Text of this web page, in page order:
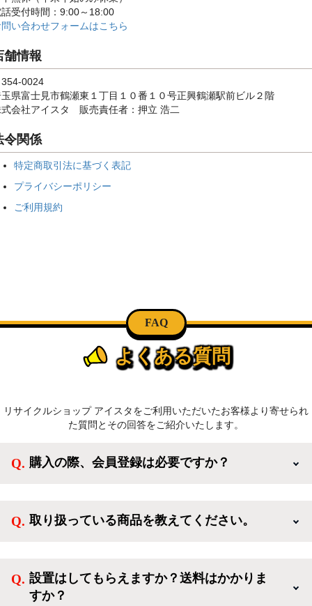
受付時間：9:00～18:00
い合わせフォームはこちら
舗情報
0024
県富士見市鶴瀬東１丁目１０番１０号正興鶴瀬駅前ビル２階
会社アイスタ 販売責任者：押立 浩二
令関係
特定商取引法に基づく表記
プライバシーポリシー
ご利用規約
FAQ
よくある質問
リサイクルショップ アイスタをご利用いただいたお客様より寄せられ
た質問とその回答をご紹介いたします。
購入の際、会員登録は必要ですか？
方、登録しなくてもカートに商品を入れた後、ログイ
取り扱っている商品を教えてください。
活を応援するような家電セットから、季節・空調家
電、調理家電、生活家電まで、幅広く中古家電を取り
設置はしてもらえますか？送料はかかりま
すか？